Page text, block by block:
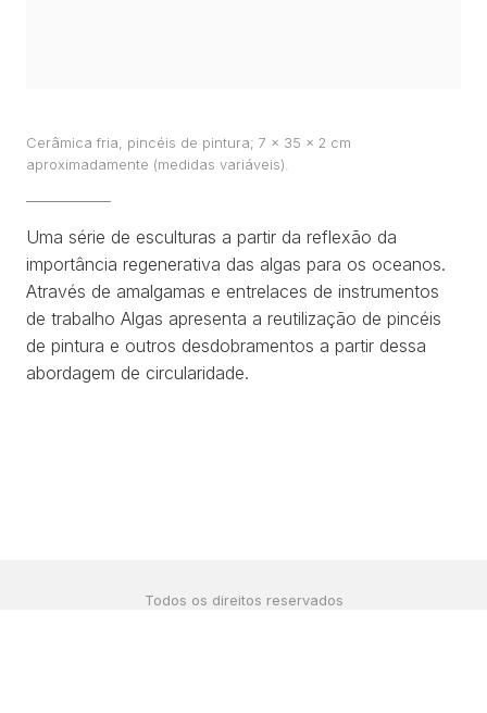
Cerâmica fria, pincéis de pintura; 7 x 35 x 2 cm
aproximadamente (medidas variáveis).
Uma série de esculturas a partir da reflexão da
importância regenerativa das algas para os oceanos.
Através de amalgamas e entrelaces de instrumentos
de trabalho Algas apresenta a reutilização de pincéis
de pintura e outros desdobramentos a partir dessa
abordagem de circularidade.
Todos os direitos reservados